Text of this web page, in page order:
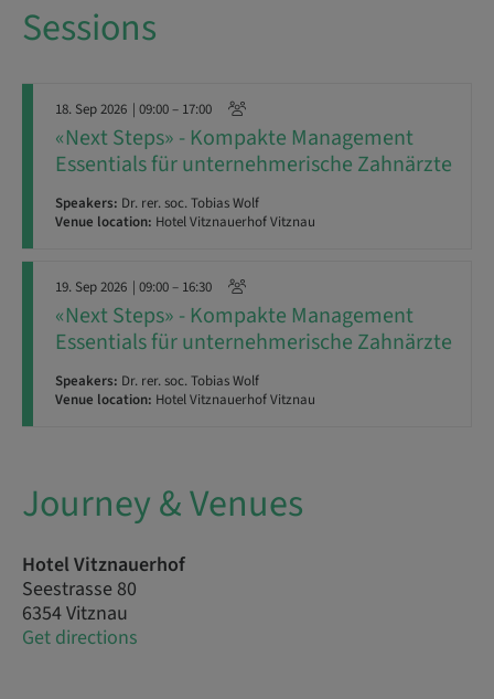
Sessions
18. Sep 2026 | 09:00 – 17:00
«Next Steps» - Kompakte Management
Essentials für unternehmerische Zahnärzte
Speakers: Dr. rer. soc. Tobias Wolf
Venue location: Hotel Vitznauerhof Vitznau
19. Sep 2026 | 09:00 – 16:30
«Next Steps» - Kompakte Management
Essentials für unternehmerische Zahnärzte
Speakers: Dr. rer. soc. Tobias Wolf
Venue location: Hotel Vitznauerhof Vitznau
Journey & Venues
Hotel Vitznauerhof
Seestrasse 80
6354 Vitznau
Get directions